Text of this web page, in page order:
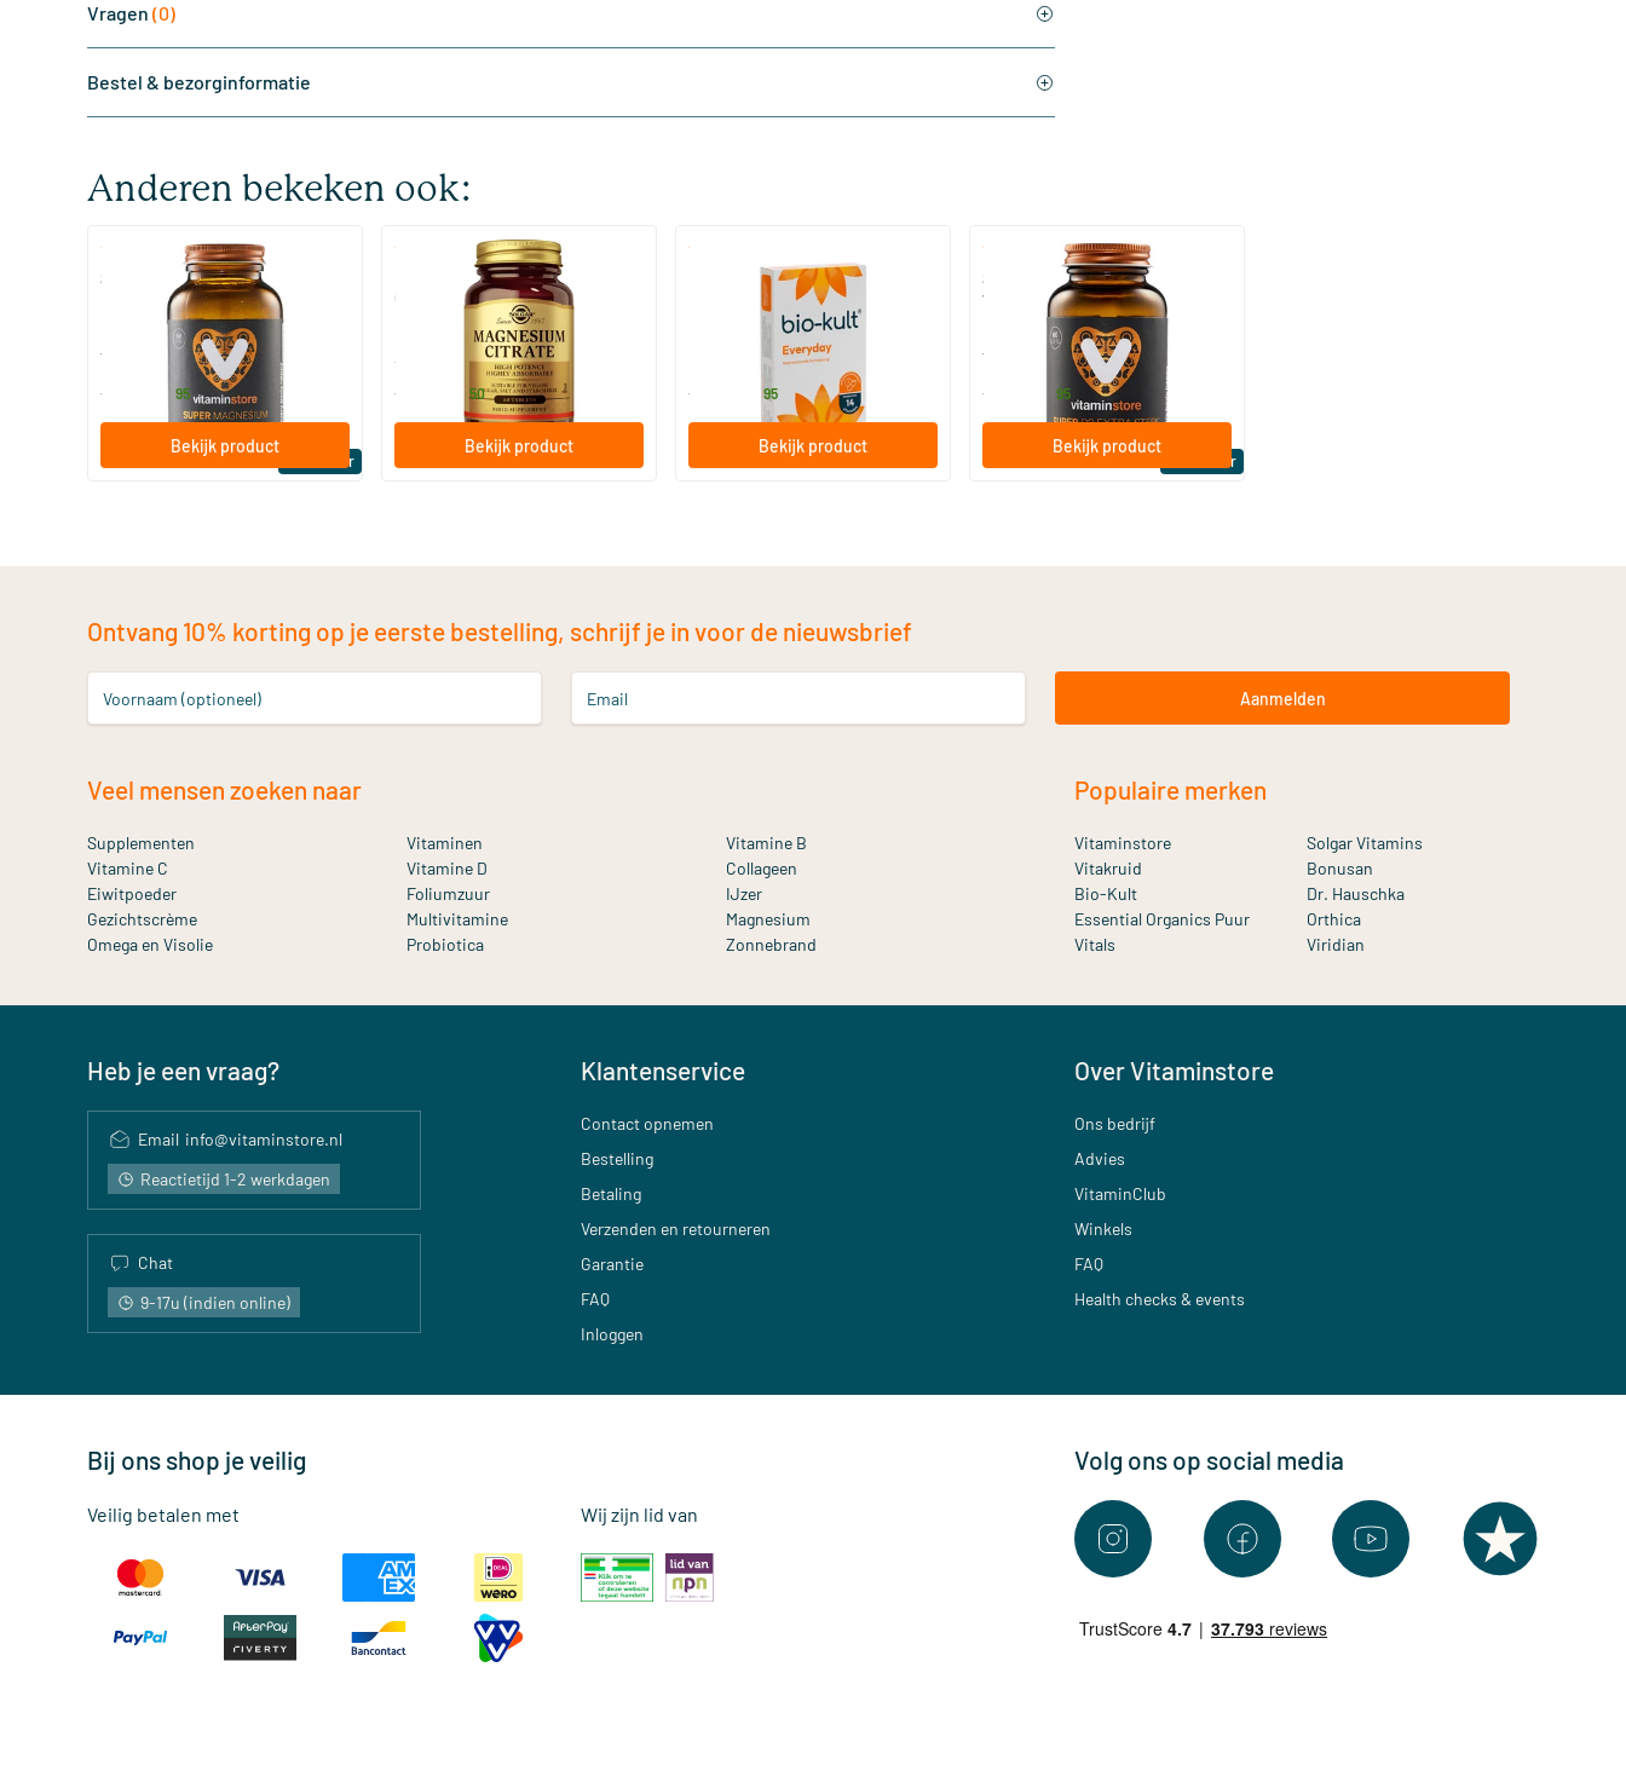
Vragen (0)
Bestel & bezorginformatie
Anderen bekeken ook:
Bestseller
(510)
Super Magnesium
60/​120 tabletten
Vitaminstore
vanaf 95
Bekijk product
(287)
Magnesium Citrate (Magnesium
Citraat)
60/​120 tabletten
Solgar Vitamins
vanaf 50
Bekijk product
Bio-Kult Probiotica
30/​60/​120 capsules
vanaf .95
Bekijk product
Bestseller
(158)
Super D3 Extra Sterk 75 mcg
vitamine D
60/​120 softgels
Vitaminstore
vanaf 95
Bekijk product
Ontvang 10% korting op je eerste bestelling, schrijf je in voor de nieuwsbrief
Voornaam (optioneel) Email Aanmelden
Veel mensen zoeken naar
Supplementen Vitaminen
Vitamine B
Vitamine C
Vitamine D
Collageen
Eiwitpoeder
Foliumzuur
IJzer
Gezichtscrème
Multivitamine
Magnesium
Omega en Visolie
Probiotica Zonnebrand
Populaire merken
Vitaminstore
Solgar Vitamins
Vitakruid
Bonusan
Bio-Kult
Dr. Hauschka
Essential Organics Puur
Orthica
Vitals
Viridian
Heb je een vraag?
Email info@vitaminstore.nl
Reactietijd 1-2 werkdagen
Chat
9-17u (indien online)
Klantenservice
Contact opnemen
Bestelling
Betaling
Verzenden en retourneren
Garantie
FAQ
Inloggen
Over Vitaminstore
Ons bedrijf
Advies
VitaminClub
Winkels
FAQ
Health checks & events
Bij ons shop je veilig
Veilig betalen met Wij zijn lid van
Volg ons op social media